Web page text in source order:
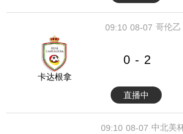
08-07
09:10 哥伦乙
卡达根拿
0 - 2
直播中
08-07
09:10 中北美